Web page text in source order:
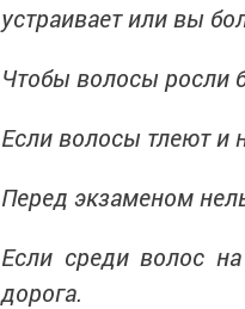
устраивает или вы
Чтобы волосы росли
Если волосы тлеют и
Перед экзаменом
Если среди волос
дорога.